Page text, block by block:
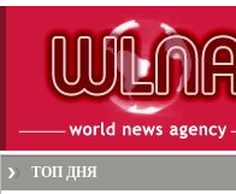
ТОП ДНЯ